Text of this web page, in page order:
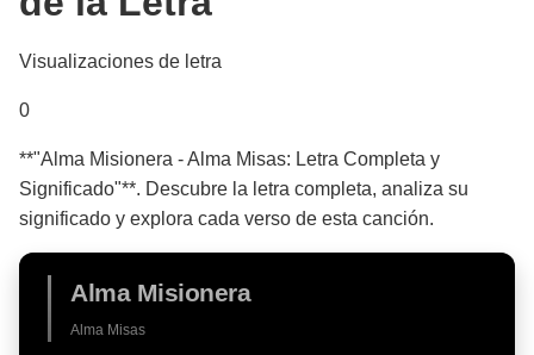
Visualizaciones de letra
0
**"Alma Misionera - Alma Misas: Letra Completa y
Significado"**. Descubre la letra completa, analiza su
significado y explora cada verso de esta canción.
Alma Misionera
Alma Misas